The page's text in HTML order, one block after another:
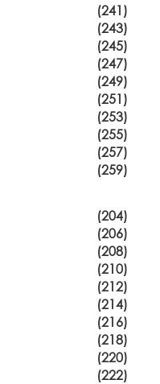
(241)
(243)
(245)
(247)
(249)
(251)
(253)
(255)
(257)
(259)
(204)
(206)
(208)
(210)
(212)
(214)
(216)
(218)
(220)
(222)